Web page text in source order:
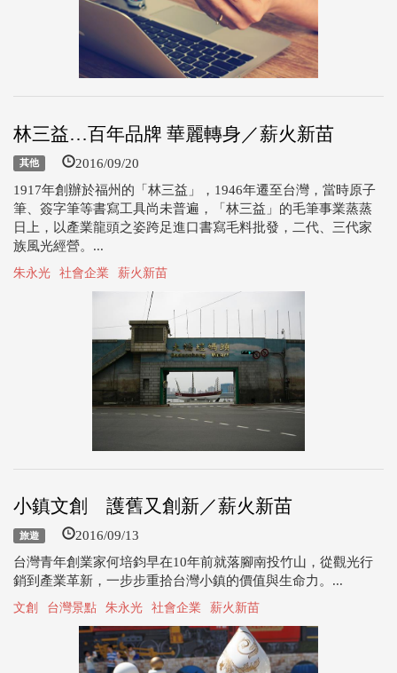
林三益…百年品牌 華麗轉身／薪火新苗
其他 2016/09/20
1917年創辦於福州的「林三益」，1946年遷至台灣，當時原子
筆、簽字筆等書寫工具尚未普遍，「林三益」的毛筆事業蒸蒸
日上，以產業龍頭之姿跨足進口書寫毛料批發，二代、三代家
族風光經營。...
朱永光 社會企業 薪火新苗
小鎮文創 護舊又創新／薪火新苗
旅遊 2016/09/13
台灣青年創業家何培鈞早在10年前就落腳南投竹山，從觀光行
銷到產業革新，一步步重拾台灣小鎮的價值與生命力。...
文創 台灣景點 朱永光 社會企業 薪火新苗